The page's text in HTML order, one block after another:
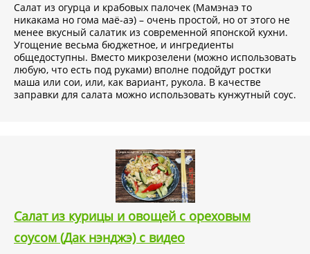
Салат из огурца и крабовых палочек (Мамэнаэ то
никакама но гома маё-аэ) – очень простой, но от этого не
менее вкусный салатик из современной японской кухни.
Угощение весьма бюджетное, и ингредиенты
общедоступны. Вместо микрозелени (можно использовать
любую, что есть под руками) вполне подойдут ростки
маша или сои, или, как вариант, рукола. В качестве
заправки для салата можно использовать кунжутный соус.
Салат из курицы и овощей с ореховым
соусом (Дак нэнджэ) с видео